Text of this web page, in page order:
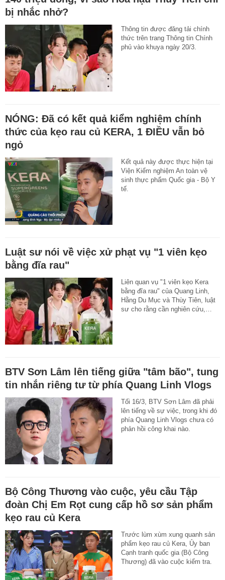
bị nhắc nhở?
Thông tin được đăng tải chính
thức trên trang Thông tin Chính
phủ vào khuya ngày 20/3.
NÓNG: Đã có kết quả kiểm nghiệm chính
thức của kẹo rau củ KERA, 1 ĐIỀU vẫn bỏ
ngỏ
Kết quả này được thực hiện tại
Viện Kiểm nghiệm An toàn vệ
sinh thực phẩm Quốc gia - Bộ Y
tế.
Luật sư nói về việc xử phạt vụ "1 viên kẹo
bằng đĩa rau"
Liên quan vụ "1 viên kẹo Kera
bằng đĩa rau" của Quang Linh,
Hằng Du Mục và Thùy Tiên, luật
sư cho rằng cần nghiên cứu,…
BTV Sơn Lâm lên tiếng giữa "tâm bão", tung
tin nhắn riêng tư từ phía Quang Linh Vlogs
Tối 16/3, BTV Sơn Lâm đã phải
lên tiếng về sự việc, trong khi đó
phía Quang Linh Vlogs chưa có
phản hồi công khai nào.
Bộ Công Thương vào cuộc, yêu cầu Tập
đoàn Chị Em Rọt cung cấp hồ sơ sản phẩm
kẹo rau củ Kera
Trước lùm xùm xung quanh sản
phẩm kẹo rau củ Kera, Ủy ban
Cạnh tranh quốc gia (Bộ Công
Thương) đã vào cuộc kiểm tra.